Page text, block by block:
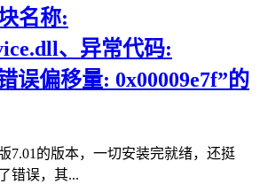
名称:
、异常代码:
误偏移量: 0x00009e7f”的
7.01的版本，一切安装完就绪，还挺
错误，其...